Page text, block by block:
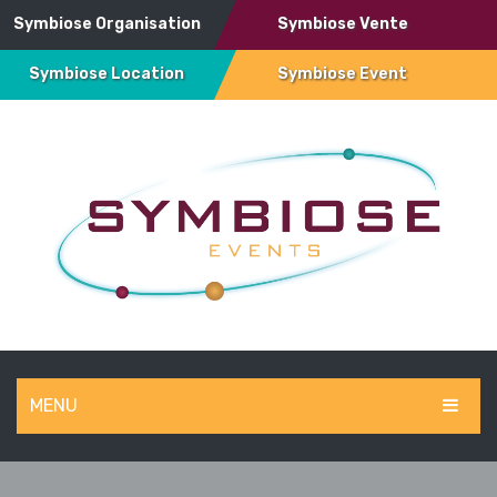
Symbiose Organisation Symbiose Vente
Symbiose Location Symbiose Event
MENU
SYMBIOSE EVENT